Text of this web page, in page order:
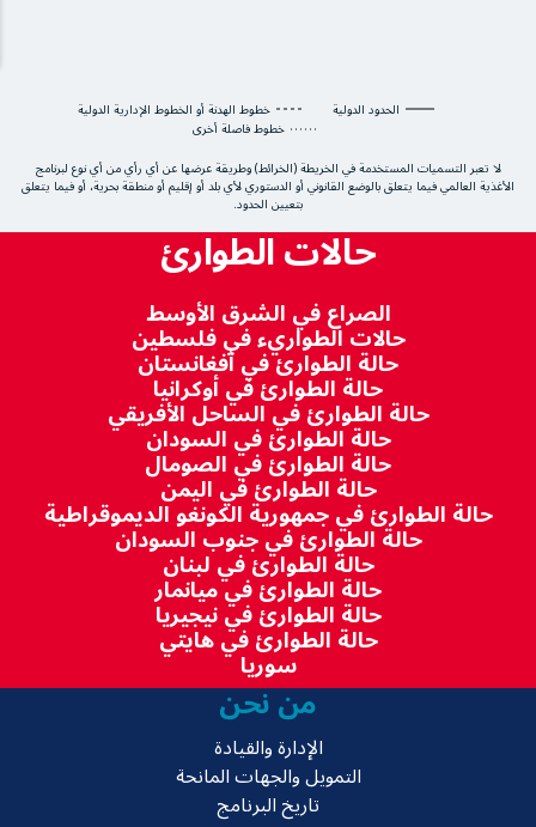
الحدود الدولية خطوط الهدنة أو الخطوط الإدارية الدولية
خطوط فاصلة أخرى
لا تعبر التسميات المستخدمة في الخريطة (الخرائط) وطريقة عرضها عن أي رأي من أي نوع لبرنامج
الأغذية العالمي فيما يتعلق بالوضع القانوني أو الدستوري لأي بلد أو إقليم أو منطقة بحرية، أو فيما يتعلق
بتعيين الحدود.
حالات الطوارئ
الصراع في الشرق الأوسط
حالات الطواريء في فلسطين
حالة الطوارئ في أفغانستان
حالة الطوارئ في أوكرانيا
حالة الطوارئ في الساحل الأفريقي
حالة الطوارئ في السودان
حالة الطوارئ في الصومال
حالة الطوارئ في اليمن
حالة الطوارئ في جمهورية الكونغو الديموقراطية
حالة الطوارئ في جنوب السودان
حالة الطوارئ في لبنان
حالة الطوارئ في ميانمار
حالة الطوارئ في نيجيريا
حالة الطوارئ في هايتي
سوريا
من نحن
الإدارة والقيادة
التمويل والجهات المانحة
تاريخ البرنامج